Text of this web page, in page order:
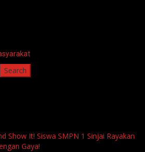
Show It! Siswa SMPN 1 Sinjai Rayakan
Gaya!